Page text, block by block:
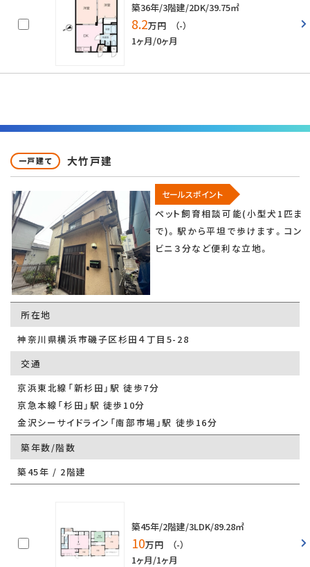
築36年/3階建/2DK/39.75㎡
8.2万円 （-）
1ヶ月/0ヶ月
一戸建て 大竹戸建
セールスポイント
ペット飼育相談可能(小型犬1匹ま
で)。駅から平坦で歩けます。コン
ビニ３分など便利な立地。
所在地
神奈川県横浜市磯子区杉田４丁目5-28
交通
京浜東北線「新杉田」駅 徒歩7分
京急本線「杉田」駅 徒歩10分
金沢シーサイドライン「南部市場」駅 徒歩16分
築年数/階数
築45年 / 2階建
築45年/2階建/3LDK/89.28㎡
10万円 （-）
1ヶ月/1ヶ月